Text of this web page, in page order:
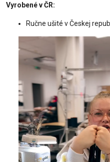
Vyrobené v ČR:
Ručne ušité v Českej